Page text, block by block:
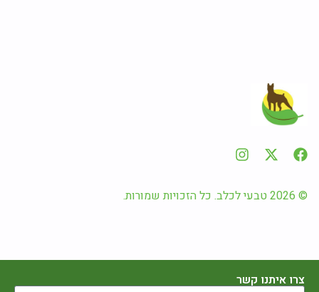
© 2026 טבעי לכלב. כל הזכויות שמורות.
צרו איתנו קשר